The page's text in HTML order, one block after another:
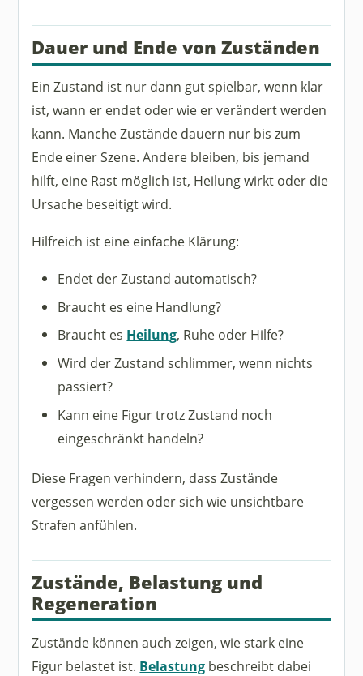
Dauer und Ende von Zuständen
Ein Zustand ist nur dann gut spielbar, wenn klar
ist, wann er endet oder wie er verändert werden
kann. Manche Zustände dauern nur bis zum
Ende einer Szene. Andere bleiben, bis jemand
hilft, eine Rast möglich ist, Heilung wirkt oder die
Ursache beseitigt wird.
Hilfreich ist eine einfache Klärung:
Endet der Zustand automatisch?
Braucht es eine Handlung?
Braucht es Heilung, Ruhe oder Hilfe?
Wird der Zustand schlimmer, wenn nichts
passiert?
Kann eine Figur trotz Zustand noch
eingeschränkt handeln?
Diese Fragen verhindern, dass Zustände
vergessen werden oder sich wie unsichtbare
Strafen anfühlen.
Zustände, Belastung und
Regeneration
Zustände können auch zeigen, wie stark eine
Figur belastet ist. Belastung beschreibt dabei